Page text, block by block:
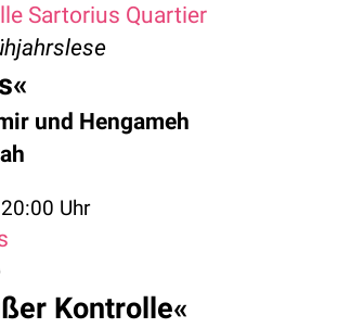
Sartorius Quartier
und Hengameh
20:00 Uhr
Kontrolle«